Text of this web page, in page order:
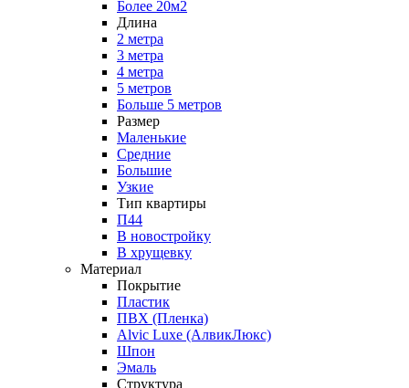
Более 20м2
Длина
2 метра
3 метра
4 метра
5 метров
Больше 5 метров
Размер
Маленькие
Средние
Большие
Узкие
Тип квартиры
П44
В новостройку
В хрущевку
Материал
Покрытие
Пластик
ПВХ (Пленка)
Alvic Luxe (АлвикЛюкс)
Шпон
Эмаль
Структура